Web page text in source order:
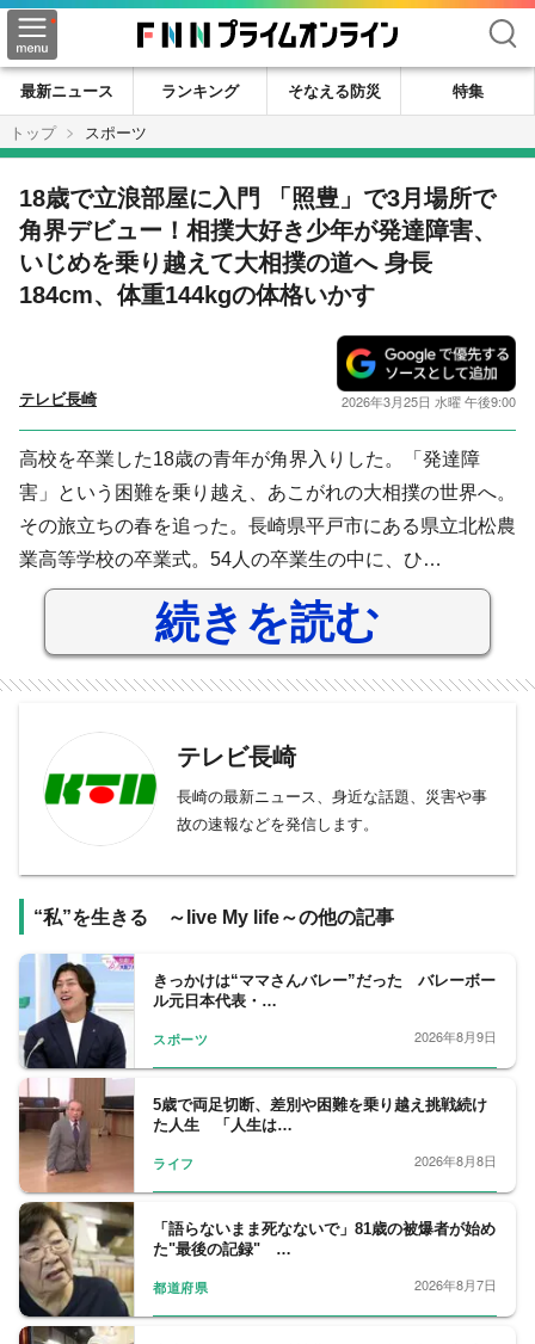
検索
最新ニュース ランキング そなえる防災
特集
トップ
スポーツ
18歳で立浪部屋に入門 「照豊」で3月場所で
角界デビュー！相撲大好き少年が発達障害、
いじめを乗り越えて大相撲の道へ 身長
184cm、体重144kgの体格いかす
テレビ長崎 2026年3月25日 水曜 午後9:00
高校を卒業した18歳の青年が角界入りした。「発達障
害」という困難を乗り越え、あこがれの大相撲の世界へ。
その旅立ちの春を追った。長崎県平戸市にある県立北松農
業高等学校の卒業式。54人の卒業生の中に、ひ…
続きを読む
テレビ長崎
長崎の最新ニュース、身近な話題、災害や事
故の速報などを発信します。
“私”を生きる ～live My life～の他の記事
きっかけは“ママさんバレー”だった バレーボー
ル元日本代表・…
スポーツ 2026年8月9日
5歳で両足切断、差別や困難を乗り越え挑戦続け
た人生 「人生は…
ライフ 2026年8月8日
「語らないまま死なないで」81歳の被爆者が始め
た"最後の記録" …
都道府県 2026年8月7日